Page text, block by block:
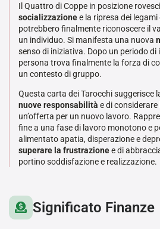
Il Quattro di Coppe in posizione
socializzazionee la ripresa dei
potrebbero finalmente riconoscere il
un individuo. Si manifesta una nuova
senso di iniziativa. Dopo un periodo
persona trova finalmente la forza di
un contesto di gruppo.
Questa carta dei Tarocchi suggerisce
nuove responsabilità e di
un’offerta per un nuovo lavoro.
fine a una fase di lavoro monotono e
alimentato apatia, disperazione e
superare la frustrazionee di
portino soddisfazione e realizzazione.
Significato Finanze